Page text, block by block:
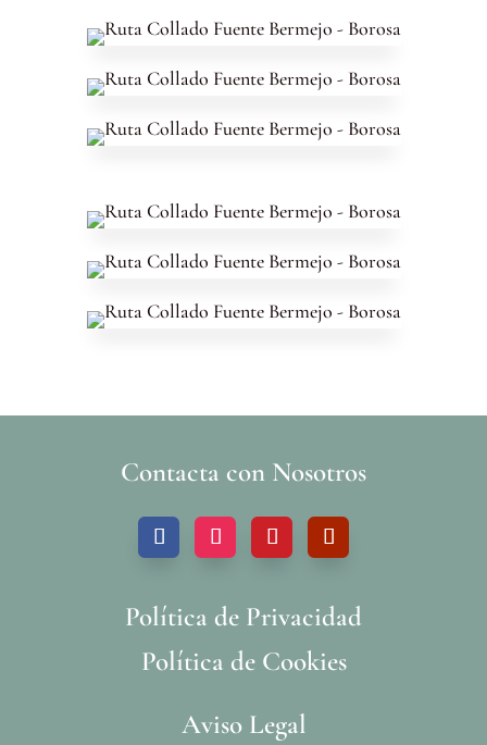
Contacta con Nosotros
Política de Privacidad
Política de Cookies
Aviso Legal